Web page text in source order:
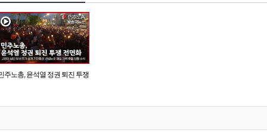
주노총, 윤석열 정권 퇴진 투쟁